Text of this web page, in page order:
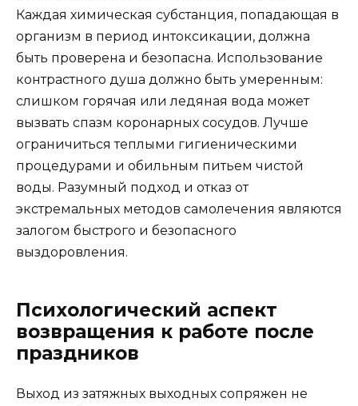
Каждая химическая субстанция, попадающая в
организм в период интоксикации, должна
быть проверена и безопасна. Использование
контрастного душа должно быть умеренным:
слишком горячая или ледяная вода может
вызвать спазм коронарных сосудов. Лучше
ограничиться теплыми гигиеническими
процедурами и обильным питьем чистой
воды. Разумный подход и отказ от
экстремальных методов самолечения являются
залогом быстрого и безопасного
выздоровления.
Психологический аспект
возвращения к работе после
праздников
Выход из затяжных выходных сопряжен не